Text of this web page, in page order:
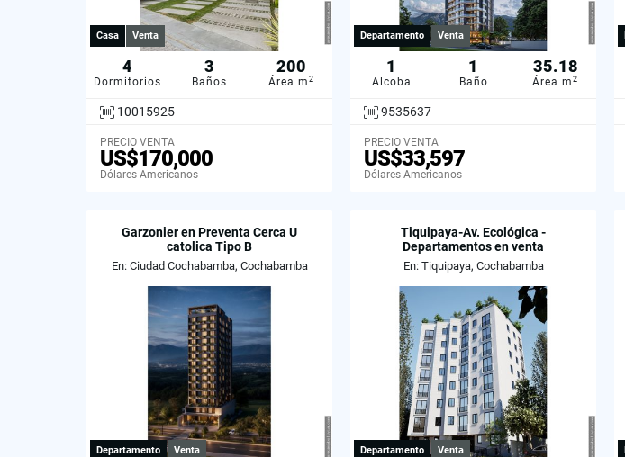
Casa Venta
4
Dormitorios
3
Baños
200
Área m 2
10015925
PRECIO VENTA
US$170,000
Dólares Americanos
Departamento Venta
1
Alcoba
1
Baño
35.18
Área m 2
9535637
PRECIO VENTA
US$33,597
Dólares Americanos
Garzonier en Preventa Cerca U
catolica Tipo B
En: Ciudad Cochabamba, Cochabamba
Departamento Venta
Tiquipaya-Av. Ecológica -
Departamentos en venta
En: Tiquipaya, Cochabamba
Departamento Venta